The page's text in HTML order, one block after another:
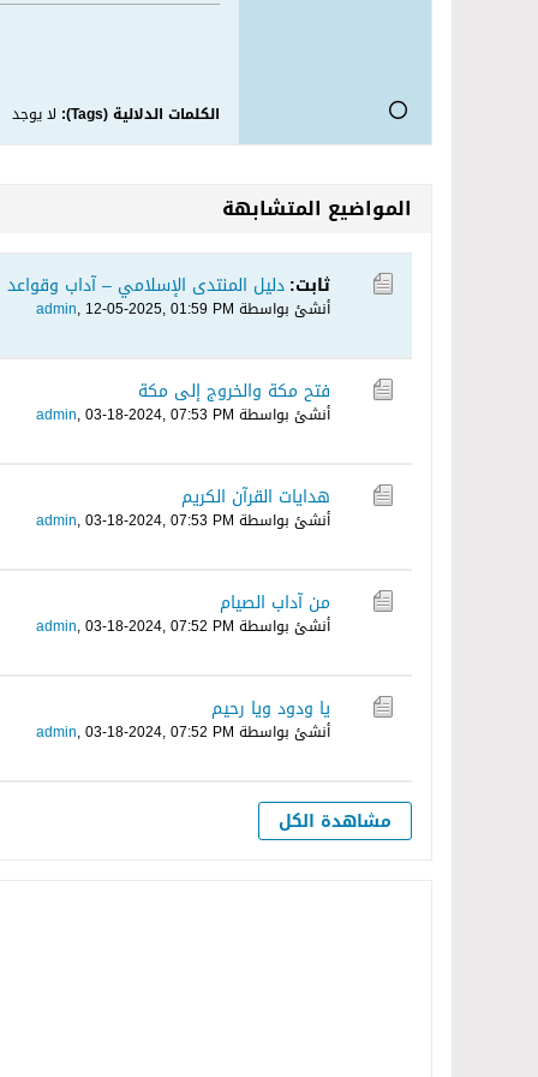
الكلمات الدلالية (Tags): لا يوجد
المواضيع المتشابهة
ثابت:دليل المنتدى الإسلامي – آداب وقواعد
أنشئ بواسطة admin, 12-05-2025, 01:59 PM
فتح مكة والخروج إلى مكة
أنشئ بواسطة admin,03-18-2024, 07:53 PM
هدايات القرآن الكريم
أنشئ بواسطة admin,03-18-2024, 07:53 PM
من آداب الصيام
أنشئ بواسطة admin,03-18-2024, 07:52 PM
يا ودود ويا رحيم
أنشئ بواسطة admin,03-18-2024, 07:52 PM
مشاهدة الكل